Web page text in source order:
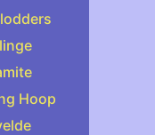
Hoop